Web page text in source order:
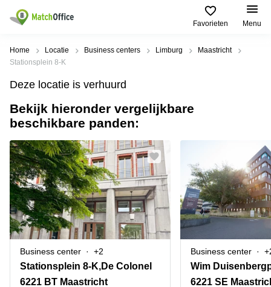
Favorieten Menu
Huren / Verhuren
Productpagina's
Kantoorruimten
Business
Flexplekken
Coworking
Spaces
Vergaderruimten
Virtueel
Kantoor
Bedrijfsruimte
Populaire
Steden
Alkmaar
Oost
Amsterdam
Westpoort
Bergen
op
Zoom
Amersfoort
Breda
Hengelo
Populaire
zoekopdrachten
Kantoorruimte
in Breda
Kantoor
huren
Bergen
op
Zoom
Kantoor
huren
Tiel
Kantoor
huren
Help
Over ons
Voeg je kantoorruimte toe
Huurprijs
Log in
Home Locatie Business centers Limburg
Maastricht
Stationsplein 8-K
Deze locatie is verhuurd
Bekijk hieronder vergelijkbare
beschikbare panden:
Business center +2
Stationsplein 8-K,De Colonel
6221 BT Maastricht
Business center
6221 SE